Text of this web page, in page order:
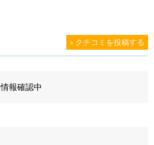
» クチコミを投稿する
情報確認中